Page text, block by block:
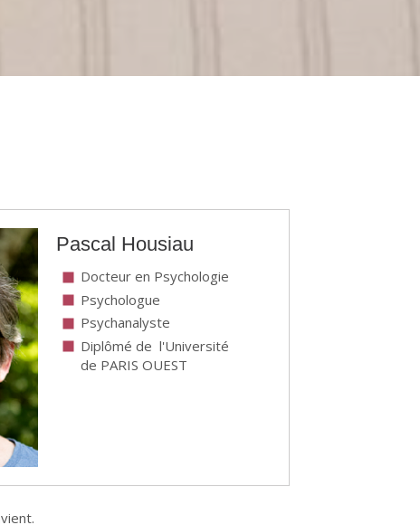
Pascal Housiau
Docteur en Psychologie
Psychologue
Psychanalyste
Diplômé de l'Université
de PARIS OUEST